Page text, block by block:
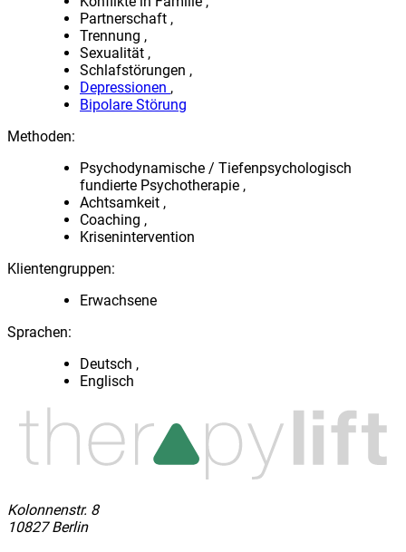
Partnerschaft
Trennung
Sexualität
Schlafstörungen
Depressionen
Bipolare Störung
Methoden:
Psychodynamische / Tiefenpsychologisch
fundierte Psychotherapie
Achtsamkeit
Coaching
Krisenintervention
Klientengruppen:
Erwachsene
Sprachen:
Deutsch
Englisch
Kolonnenstr. 8
10827 Berlin